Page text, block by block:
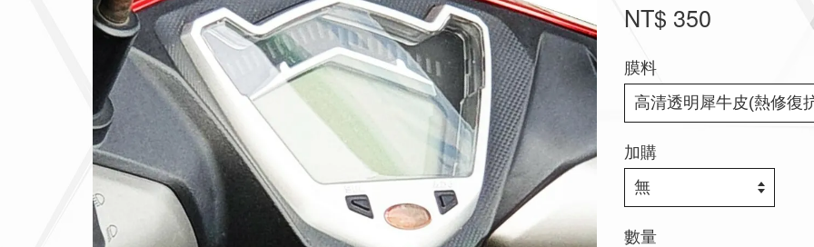
NT$ 350
膜料
加購
數量